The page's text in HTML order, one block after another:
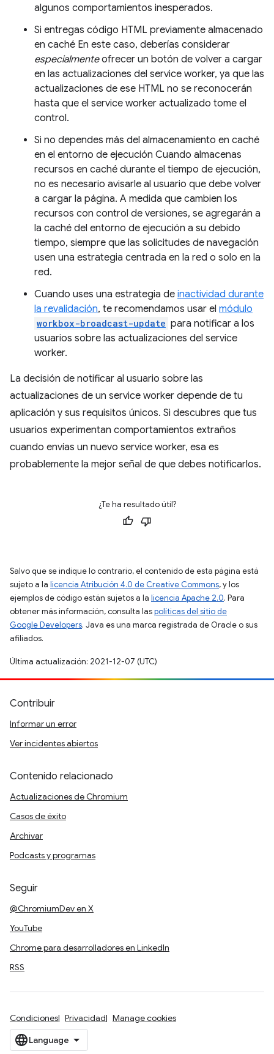
algunos comportamientos inesperados.
Si entregas código HTML previamente almacenado
en caché En este caso, deberías considerar
especialmenteofrecer un botón de volver a cargar
en las actualizaciones del service worker, ya que las
actualizaciones de ese HTML no se reconocerán
hasta que el service worker actualizado tome el
control.
Si no dependes más del almacenamiento en caché
en el entorno de ejecución Cuando almacenas
recursos en caché durante el tiempo de ejecución,
no es necesario avisarle al usuario que debe volver
a cargar la página. A medida que cambien los
recursos con control de versiones, se agregarán a
la caché del entorno de ejecución a su debido
tiempo, siempre que las solicitudes de navegación
usen una estrategia centrada en la red o solo en la
red.
Cuando uses una estrategia de inactividad durante
la revalidación, te recomendamos usar el módulo
workbox-broadcast-update para notificar a los
usuarios sobre las actualizaciones del service
worker.
La decisión de notificar al usuario sobre las
actualizaciones de un service worker depende de tu
aplicación y sus requisitos únicos. Si descubres que tus
usuarios experimentan comportamientos extraños
cuando envías un nuevo service worker, esa es
probablemente la mejor señal de que debes notificarlos.
¿Te ha resultado útil?
Salvo que se indique lo contrario, el contenido de esta página está
sujeto a la licencia Atribución 4.0 de Creative Commons, y los
ejemplos de código están sujetos a la licencia Apache 2.0. Para
obtener más información, consulta laspolíticas del sitio de
Google Developers. Java es una marca registrada de Oracle o sus
afiliados.
Última actualización: 2021-12-07 (UTC)
Contribuir
Informar un error
Ver incidentes abiertos
Contenido relacionado
Actualizaciones de Chromium
Casos de éxito
Archivar
Podcasts y programas
Seguir
@ChromiumDev en X
YouTube
Chrome para desarrolladores en LinkedIn
RSS
Condiciones Privacidad Manage cookies